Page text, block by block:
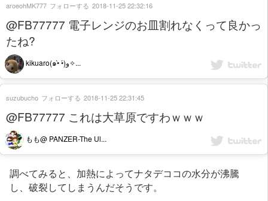
@FB77777 電子レンジのお皿割れなくって良かっ
たね?
kikuaro(๑•̀ •́)و✧...
aroeohMK777 フォローする 2018-11-25 22:32:16
@FB77777 これは大草原ですわｗｗｗ
もも@ PANZER-The Ul...
suzubucho フォローする 2018-11-25 22:31:45
調べてみると、加熱によってナタデココの水分が沸騰
し、破裂してしまうんだそうです。